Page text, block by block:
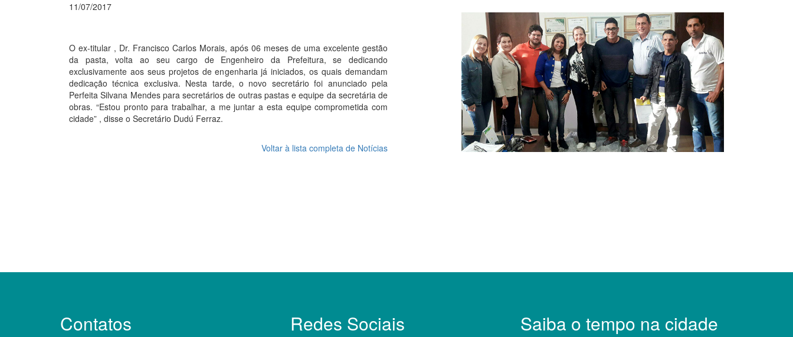
11/07/2017
O ex-titular , Dr. Francisco Carlos Morais, após 06 meses de uma excelente gestão
da pasta, volta ao seu cargo de Engenheiro da Prefeitura, se dedicando
exclusivamente aos seus projetos de engenharia já iniciados, os quais demandam
dedicação técnica exclusiva. Nesta tarde, o novo secretário foi anunciado pela
Perfeita Silvana Mendes para secretários de outras pastas e equipe da secretária de
obras. “Estou pronto para trabalhar, a me juntar a esta equipe comprometida com
cidade” , disse o Secretário Dudú Ferraz.
Voltar à lista completa de Notícias
Contatos Redes Sociais Saiba o tempo na cidade